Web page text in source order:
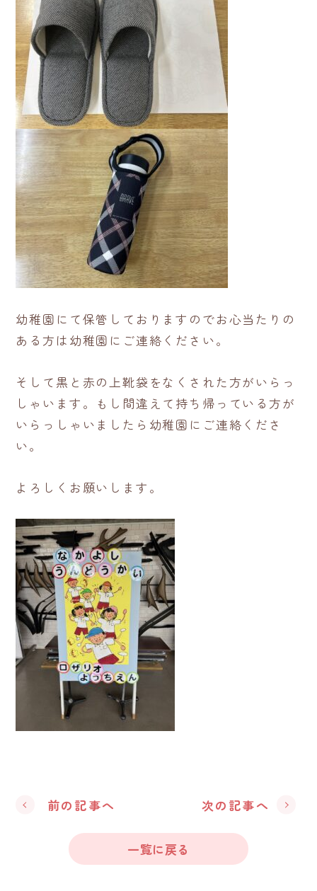
幼稚園にて保管しておりますのでお心当たりの
ある方は幼稚園にご連絡ください。
そして黒と赤の上靴袋をなくされた方がいらっ
しゃいます。もし間違えて持ち帰っている方が
いらっしゃいましたら幼稚園にご連絡くださ
い。
よろしくお願いします。
前の記事へ 次の記事へ
一覧に戻る